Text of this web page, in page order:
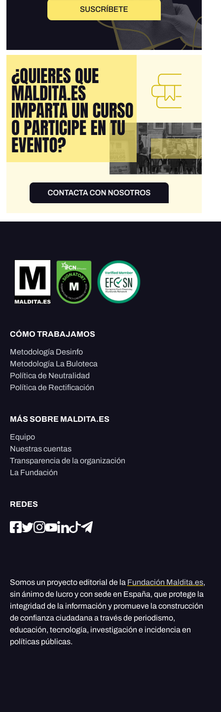
CÓMO TRABAJAMOS
Metodología Desinfo
Metodología La Buloteca
Política de Neutralidad
Política de Rectificación
MÁS SOBRE MALDITA.ES
Equipo
Nuestras cuentas
Transparencia de la organización
La Fundación
REDES
Somos un proyecto editorial de la Fundación Maldita.es,
sin ánimo de lucro y con sede en España, que protege la
integridad de la información y promueve la construcción
de confianza ciudadana a través de periodismo,
educación, tecnología, investigación e incidencia en
políticas públicas.